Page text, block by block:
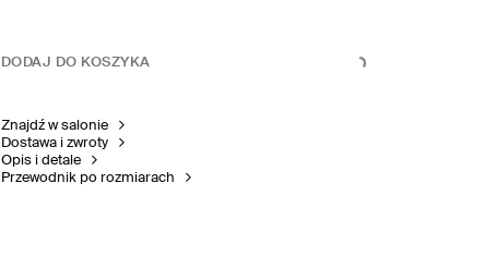
DODAJ DO KOSZYKA
Znajdź w salonie
Dostawa i zwroty
Opis i detale
Przewodnik po rozmiarach